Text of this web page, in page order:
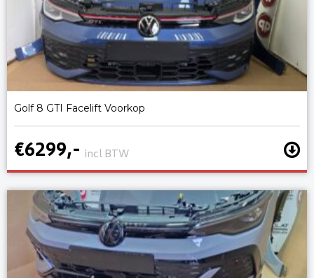
Golf 8 GTI Facelift Voorkop
€6299,- incl BTW